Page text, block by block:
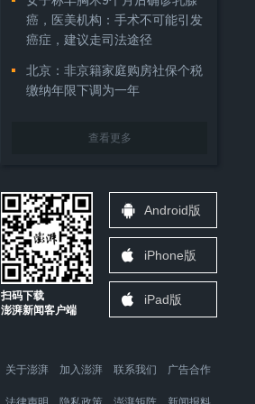
癌，医美机构：手术不可能引发
癌症，建议走司法途径
北京：非京籍家庭购房社保个税
缴纳年限下调为一年
查看更多
扫码下载
澎湃新闻客户端
Android版
iPhone版
iPad版
关于澎湃 加入澎湃 联系我们 广告合作